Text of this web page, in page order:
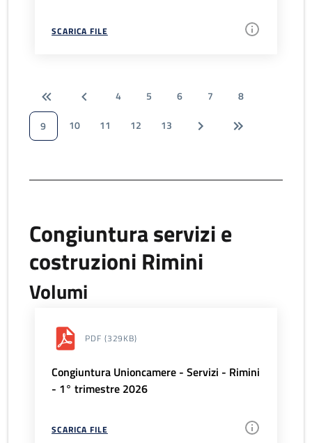
SCARICA FILE
4 5 6 7
8
9
10 11 12 13
Congiuntura servizi e
costruzioni Rimini
Volumi
PDF (329KB)
Congiuntura Unioncamere - Servizi - Rimini
- 1° trimestre 2026
SCARICA FILE